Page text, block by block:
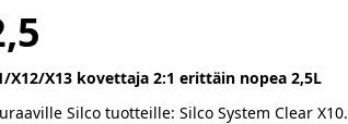
X12/X13 kovettaja 2:1 erittäin nopea 2,5L
Silco tuotteille: Silco System Clear X10.